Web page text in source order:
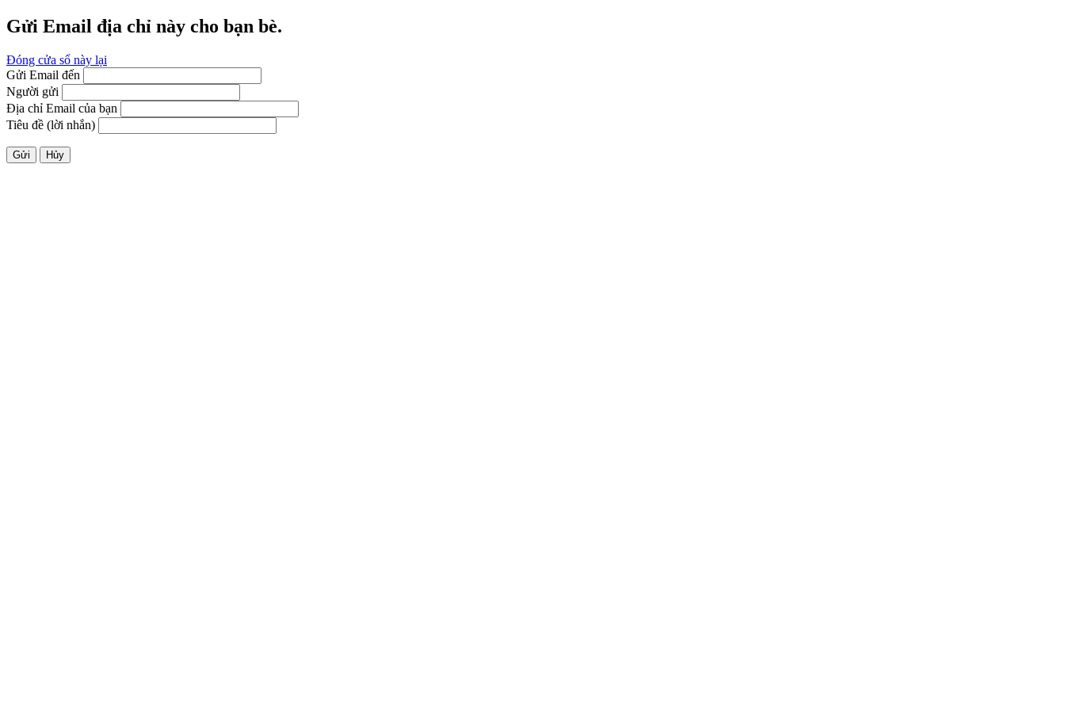
Gửi Email địa chỉ này cho bạn bè.
Đóng cửa sổ này lại
Gửi Email đến
Người gửi
Địa chỉ Email của bạn
Tiêu đề (lời nhắn)
Gửi Hủy